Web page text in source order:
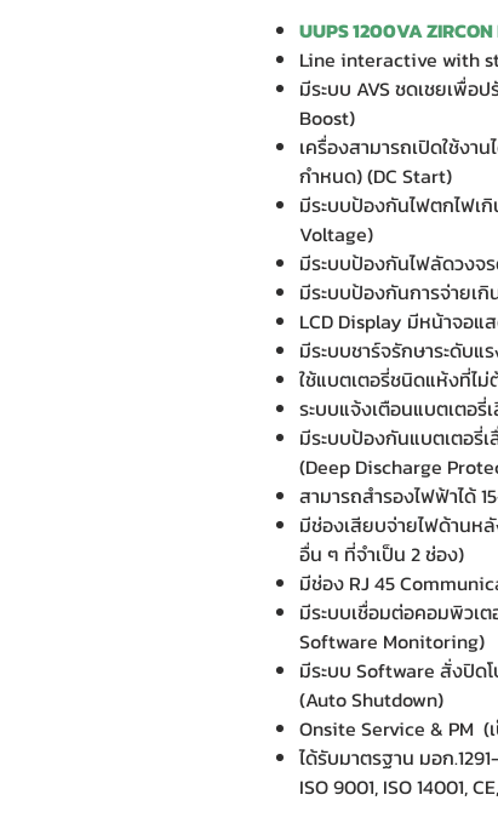
UUPS 1200VA
Line interactive with
มีระบบ AVS ชดเชยเพื่อ
Boost)
เครื่องสามารถเปิดใช้งา
กำหนด) (DC Start)
มีระบบป้องกันไฟตกไฟเ
Voltage)
มีระบบป้องกันไฟลัดวงจ
มีระบบป้องกันการจ่ายเ
LCD Display มีหน้าจอแ
มีระบบชาร์จรักษาระดับ
ใช้แบตเตอรี่ชนิดแห้งที่ไ
ระบบแจ้งเตือนแบตเตอ
มีระบบป้องกันแบตเตอรี่
(Deep Discharge
สามารถสำรองไฟฟ้าได้
มีช่องเสียบจ่ายไฟด้านห
อื่น ๆ ที่จำเป็น 2 ช่อง)
มีช่อง RJ 45
มีระบบเชื่อมต่อคอมพิวเ
Software Monitoring)
มีระบบ Software สั่งปิด
(Auto Shutdown)
Onsite Service & PM (
ได้รับมาตรฐาน มอก
ISO 9001, ISO 14001,